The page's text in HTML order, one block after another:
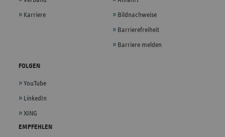
Karriere Bildnachweise
Barrierefreiheit
Barriere melden
FOLGEN
YouTube
LinkedIn
XING
EMPFEHLEN